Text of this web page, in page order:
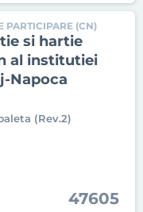
PARTICIPARE (CN)
si hartie
al institutiei
Napoca
(Rev.2)
47605